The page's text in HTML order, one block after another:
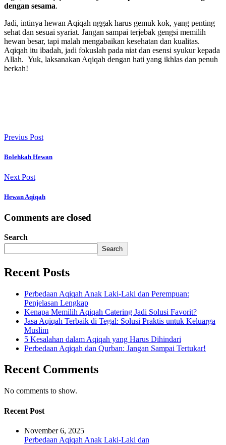
dengan sesama.
Jadi, intinya hewan Aqiqah nggak harus gemuk kok, yang penting
sehat dan sesuai syariat. Jangan sampai terjebak gengsi memilih
hewan besar, tapi malah mengabaikan kesehatan dan kualitas.
Aqiqah itu ibadah, jadi fokuslah pada niat dan esensi syukur kepada
Allah. Yuk, laksanakan Aqiqah dengan hati yang ikhlas dan penuh
berkah!
Previus Post
Bolehkah Hewan
Next Post
Hewan Aqiqah
Comments are closed
Search
Search
Recent Posts
Perbedaan Aqiqah Anak Laki-Laki dan Perempuan:
Penjelasan Lengkap
Kenapa Memilih Aqiqah Catering Jadi Solusi Favorit?
Jasa Aqiqah Terbaik di Tegal: Solusi Praktis untuk Keluarga
Muslim
5 Kesalahan dalam Aqiqah yang Harus Dihindari
Perbedaan Aqiqah dan Qurban: Jangan Sampai Tertukar!
Recent Comments
No comments to show.
Recent Post
November 6, 2025
Perbedaan Aqiqah Anak Laki-Laki dan